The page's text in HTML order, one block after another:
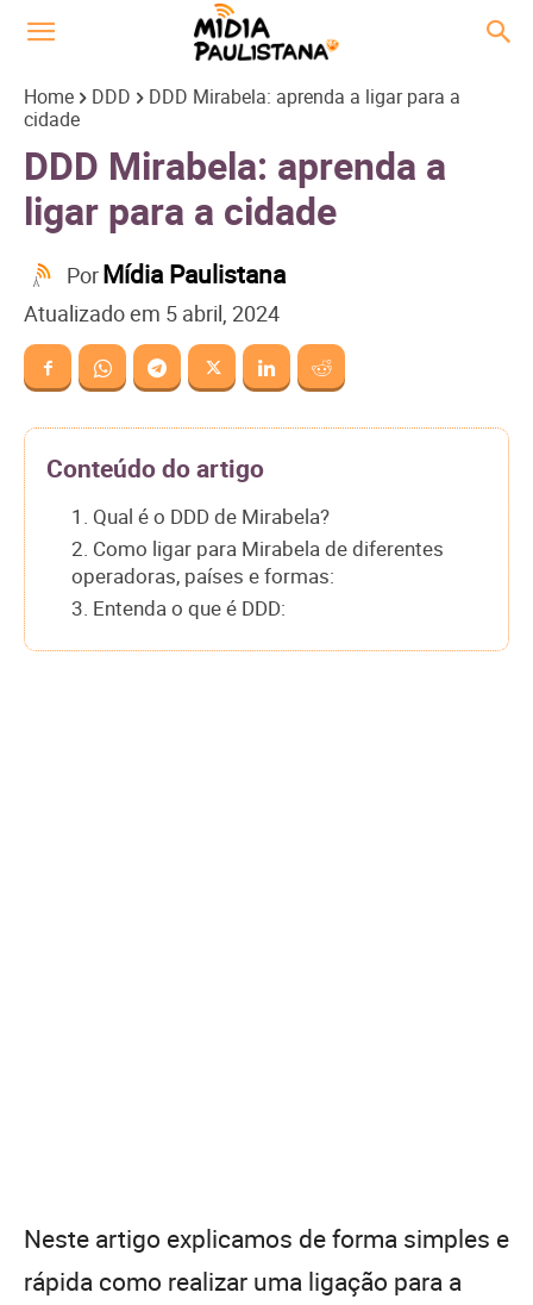
Home DDD
DDD Mirabela: aprenda a ligar para a
cidade
DDD Mirabela: aprenda a
ligar para a cidade
PorMídia Paulistana
Atualizado em 5 abril, 2024
Conteúdo do artigo
1. Qual é o DDD de Mirabela?
2. Como ligar para Mirabela de diferentes
operadoras, países e formas:
3. Entenda o que é DDD:
Neste artigo explicamos de forma simples e
rápida como realizar uma ligação para a